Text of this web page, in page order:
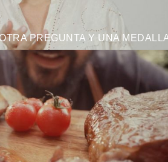
PREGUNTA Y UNA